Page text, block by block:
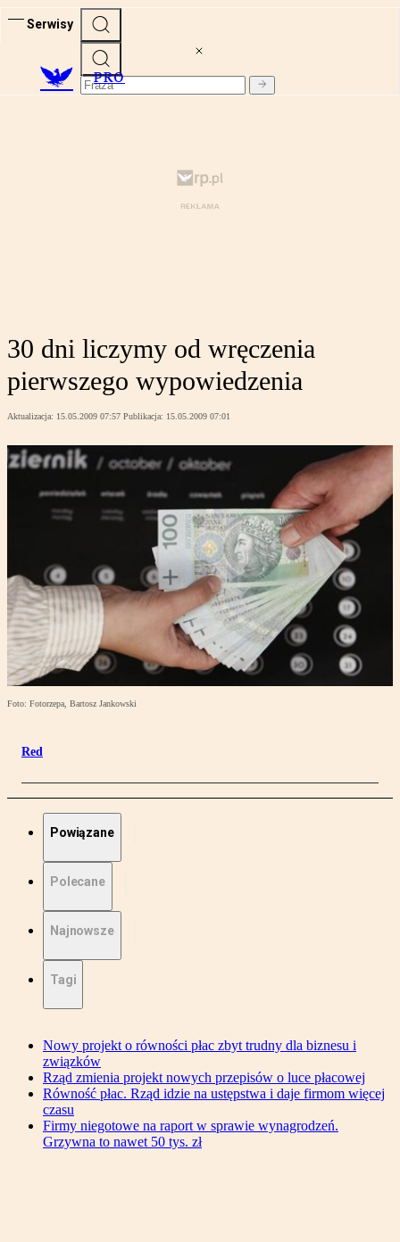
Serwisy
PRO
30 dni liczymy od wręczenia
pierwszego wypowiedzenia
Aktualizacja: 15.05.2009 07:57 Publikacja: 15.05.2009 07:01
Foto: Fotorzepa, Bartosz Jankowski
Red
Powiązane
Polecane
Najnowsze
Tagi
Nowy projekt o równości płac zbyt trudny dla biznesu i
związków
Rząd zmienia projekt nowych przepisów o luce płacowej
Równość płac. Rząd idzie na ustępstwa i daje firmom więcej
czasu
Firmy niegotowe na raport w sprawie wynagrodzeń.
Grzywna to nawet 50 tys. zł